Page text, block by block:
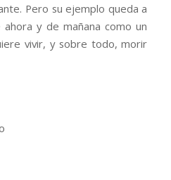
Pero su ejemplo queda a
y de mañana como un
vivir, y sobre todo, morir